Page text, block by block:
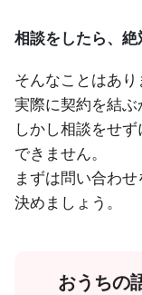
相談をしたら、絶
そんなことはあり
実際に契約を結ぶ
しかし相談をせ
できません。
まずは問い合わ
決めましょう。
おうちの